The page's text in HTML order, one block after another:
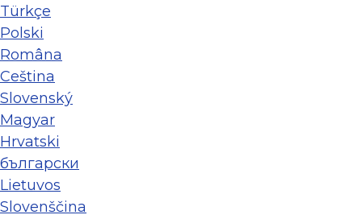
Türkçe
Polski
Româna
Ceština
Slovenský
Magyar
Hrvatski
български
Lietuvos
Slovenščina